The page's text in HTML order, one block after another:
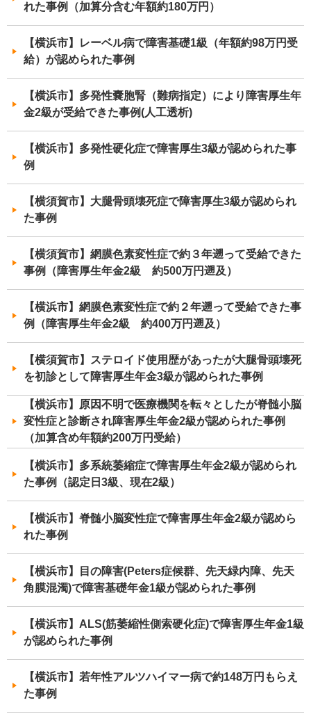
れた事例（加算分含む年額約180万円）
【横浜市】レーベル病で障害基礎1級（年額約98万円受
給）が認められた事例
【横浜市】多発性嚢胞腎（難病指定）により障害厚生年
金2級が受給できた事例(人工透析)
【横浜市】多発性硬化症で障害厚生3級が認められた事
例
【横須賀市】大腿骨頭壊死症で障害厚生3級が認められ
た事例
【横須賀市】網膜色素変性症で約３年遡って受給できた
事例（障害厚生年金2級 約500万円遡及）
【横浜市】網膜色素変性症で約２年遡って受給できた事
例（障害厚生年金2級 約400万円遡及）
【横須賀市】ステロイド使用歴があったが大腿骨頭壊死
を初診として障害厚生年金3級が認められた事例
【横浜市】原因不明で医療機関を転々としたが脊髄小脳
変性症と診断され障害厚生年金2級が認められた事例
（加算含め年額約200万円受給）
【横浜市】多系統萎縮症で障害厚生年金2級が認められ
た事例（認定日3級、現在2級）
【横浜市】脊髄小脳変性症で障害厚生年金2級が認めら
れた事例
【横浜市】目の障害(Peters症候群、先天緑内障、先天
角膜混濁)で障害基礎年金1級が認められた事例
【横浜市】ALS(筋萎縮性側索硬化症)で障害厚生年金1級
が認められた事例
【横浜市】若年性アルツハイマー病で約148万円もらえ
た事例